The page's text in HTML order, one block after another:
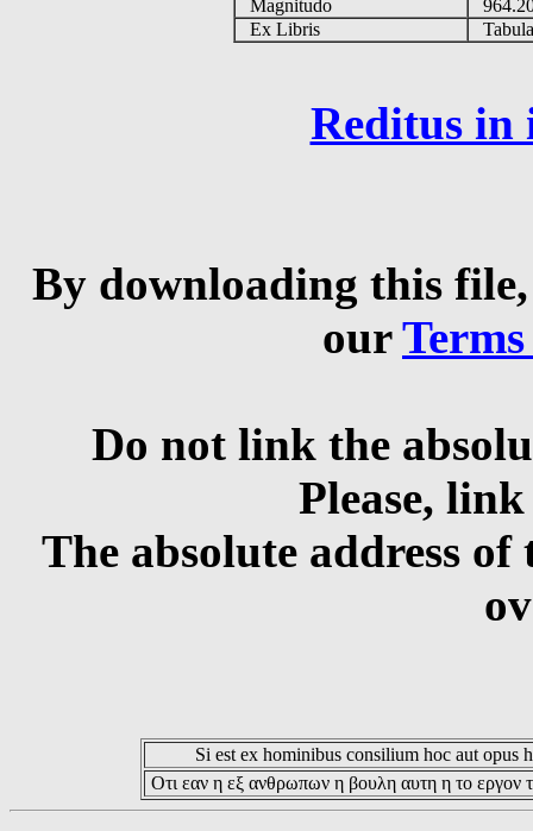
Magnitudo
Ex Libris
Reditus in
By downloading this
our
Do not link the
Please,
The absolute address
Si est ex hominibus consilium hoc aut opus
Οτι εαν η εξ ανθρωπων η βουλη αυτη η το εργον